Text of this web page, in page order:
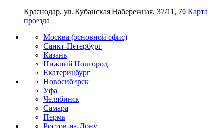
Краснодар, ул. Кубанская Набережная, 37/11, 70 Карта
проезда
Москва (основной офис)
Санкт-Петербург
Казань
Нижний Новгород
Екатеринбург
Новосибирск
Уфа
Челябинск
Самара
Пермь
Ростов-на-Дону